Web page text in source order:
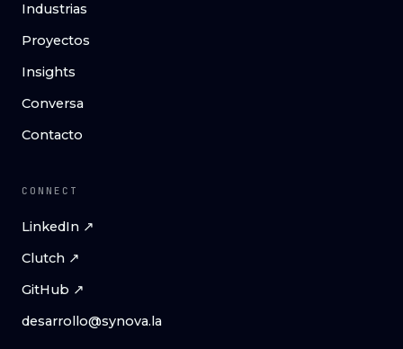
Industrias
Proyectos
Insights
Conversa
Contacto
CONNECT
LinkedIn ↗
Clutch ↗
GitHub ↗
desarrollo@synova.la